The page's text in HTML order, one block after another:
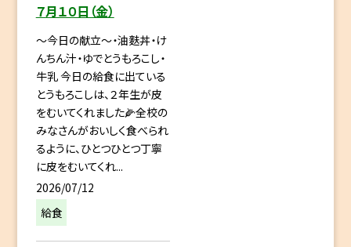
７月１０日（金）
～今日の献立～・油麩丼・け
んちん汁・ゆでとうもろこし・
牛乳 今日の給食に出ている
とうもろこしは、２年生が皮
をむいてくれました🌽全校の
みなさんがおいしく食べられ
るように、ひとつひとつ丁寧
に皮をむいてくれ...
2026/07/12
給食